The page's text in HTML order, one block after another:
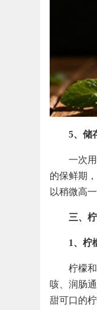
5、储
一次
的保鲜期
以稍微高
三、
1、柠
柠檬
咳、润肠
甜可口的